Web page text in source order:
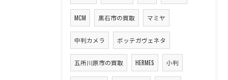
MCM 黒石市の買取 マミヤ
中判カメラ ボッテガヴェネタ
五所川原市の買取 HERMES 小判